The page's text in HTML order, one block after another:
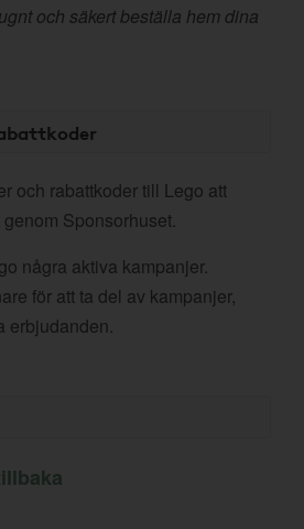
och säkert beställa hem dina
och rabattkoder till Lego att
Sponsorhuset.
några aktiva kampanjer.
för att ta del av kampanjer,
erbjudanden.